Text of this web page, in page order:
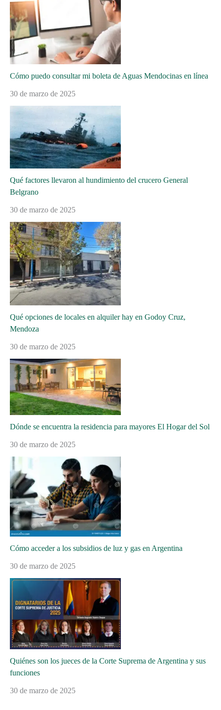
Cómo puedo consultar mi boleta de Aguas Mendocinas en línea
30 de marzo de 2025
Qué factores llevaron al hundimiento del crucero General
Belgrano
30 de marzo de 2025
Qué opciones de locales en alquiler hay en Godoy Cruz,
Mendoza
30 de marzo de 2025
Dónde se encuentra la residencia para mayores El Hogar del Sol
30 de marzo de 2025
Cómo acceder a los subsidios de luz y gas en Argentina
30 de marzo de 2025
Quiénes son los jueces de la Corte Suprema de Argentina y sus
funciones
30 de marzo de 2025